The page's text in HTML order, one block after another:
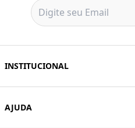
INSTITUCIONAL
AJUDA